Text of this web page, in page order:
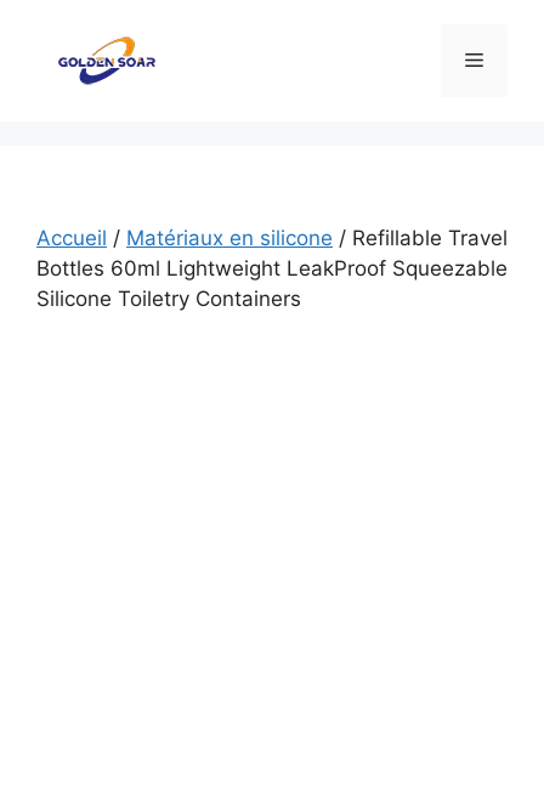
contenu
Menu
Accueil / Matériaux en silicone / Refillable Travel
Bottles 60ml Lightweight LeakProof Squeezable
Silicone Toiletry Containers